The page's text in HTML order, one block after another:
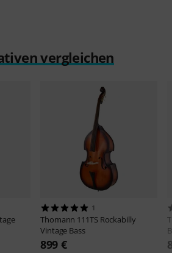
vergleichen
1
Thomann 111TS Rockabilly
Vintage Bass
899 €